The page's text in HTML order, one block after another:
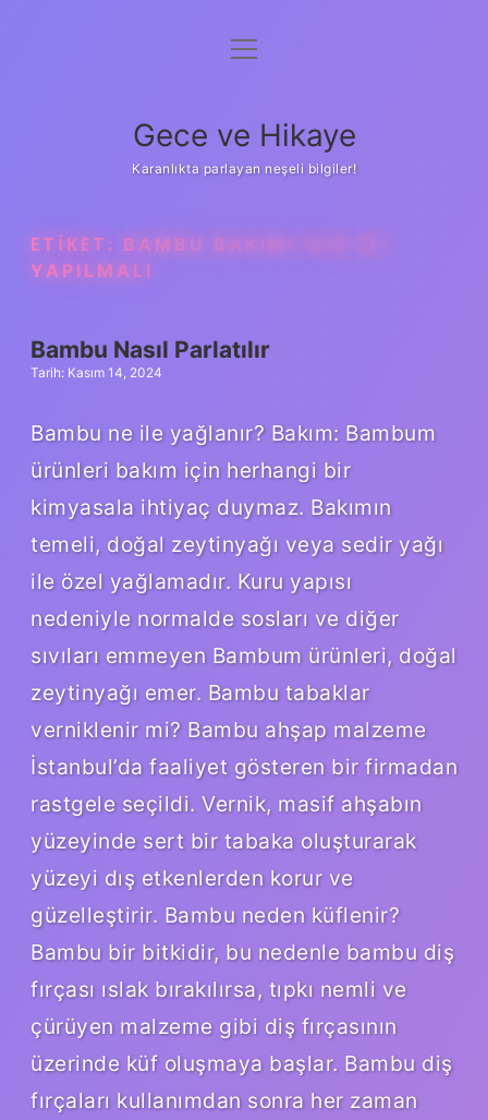
Anasayfa
Yasal Uyarı
menüyü
Gece ve Hikaye
Karanlıkta parlayan neşeli bilgiler!
ETIKET: BAMBU BAKIMI IÇIN NE
YAPILMALI
Bambu Nasıl Parlatılır
Tarih: Kasım 14, 2024
Bambu ne ile yağlanır? Bakım: Bambum
ürünleri bakım için herhangi bir
kimyasala ihtiyaç duymaz. Bakımın
temeli, doğal zeytinyağı veya sedir yağı
ile özel yağlamadır. Kuru yapısı
nedeniyle normalde sosları ve diğer
sıvıları emmeyen Bambum ürünleri, doğal
zeytinyağı emer. Bambu tabaklar
verniklenir mi? Bambu ahşap malzeme
İstanbul’da faaliyet gösteren bir firmadan
rastgele seçildi. Vernik, masif ahşabın
yüzeyinde sert bir tabaka oluşturarak
yüzeyi dış etkenlerden korur ve
güzelleştirir. Bambu neden küflenir?
Bambu bir bitkidir, bu nedenle bambu diş
fırçası ıslak bırakılırsa, tıpkı nemli ve
çürüyen malzeme gibi diş fırçasının
üzerinde küf oluşmaya başlar. Bambu diş
fırçaları kullanımdan sonra her zaman